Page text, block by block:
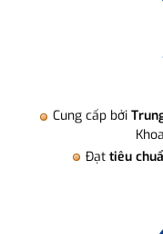
Cung cấp bởi
Đạt tiêu